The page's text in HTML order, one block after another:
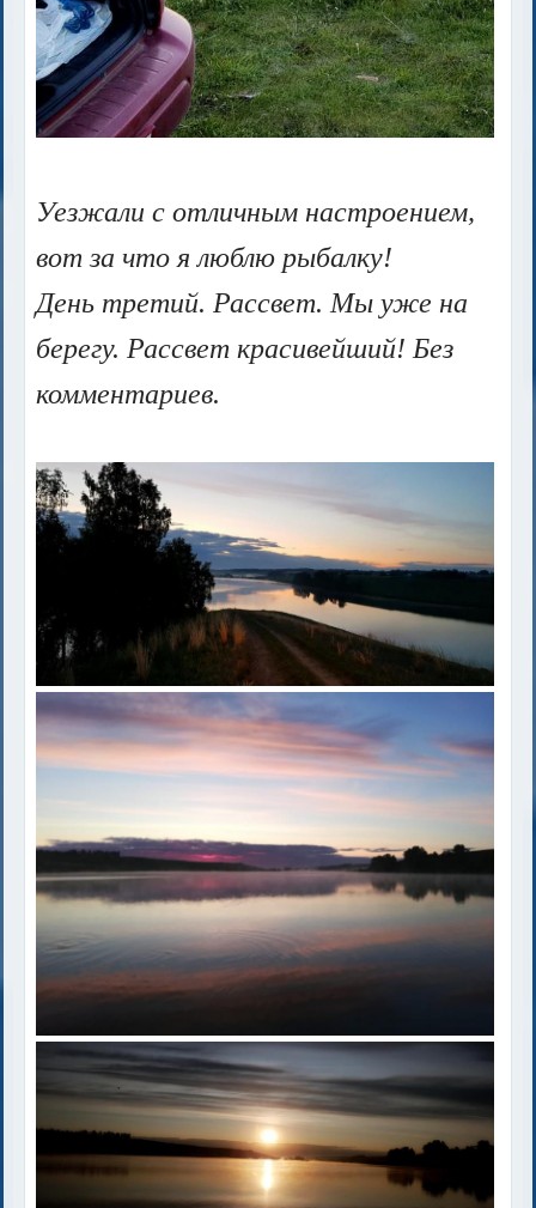
Уезжали с отличным настроением,
вот за что я люблю рыбалку!
День третий. Рассвет. Мы уже на
берегу. Рассвет красивейший! Без
комментариев.